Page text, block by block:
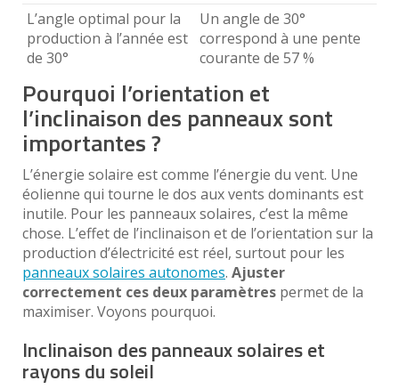
L’angle optimal pour la
production à l’année est
de 30°
Un angle de 30°
correspond à une pente
courante de 57 %
Pourquoi l’orientation et
l’inclinaison des panneaux sont
importantes ?
L’énergie solaire est comme l’énergie du vent. Une
éolienne qui tourne le dos aux vents dominants est
inutile. Pour les panneaux solaires, c’est la même
chose. L’effet de l’inclinaison et de l’orientation sur la
production d’électricité est réel, surtout pour les
panneaux solaires autonomes. Ajuster
correctement ces deux paramètres permet de la
maximiser. Voyons pourquoi.
Inclinaison des panneaux solaires et
rayons du soleil